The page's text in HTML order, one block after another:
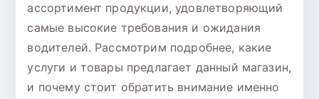
ассортимент продукции, удовлетворяющий
самые высокие требования и ожидания
водителей. Рассмотрим подробнее, какие
услуги и товары предлагает данный магазин,
и почему стоит обратить внимание именно